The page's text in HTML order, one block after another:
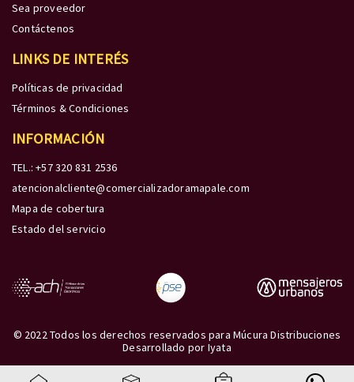
Sea proveedor
Contáctenos
LINKS DE INTERÉS
Políticas de privacidad
Términos & Condiciones
INFORMACIÓN
TEL.: +57 320 831 2536
atencionalcliente@comercializadoramapale.com
Mapa de cobertura
Estado del servicio
© 2022 Todos los derechos reservados para Múcura Distribuciones
Desarrollado por Iyata